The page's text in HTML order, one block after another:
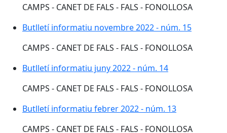
CAMPS - CANET DE FALS - FALS - FONOLLOSA
Butlletí informatiu novembre 2022 - núm. 15
Butlletí informatiu novembre 2022 - núm. 15
CAMPS - CANET DE FALS - FALS - FONOLLOSA
Butlletí informatiu juny 2022 - núm. 14
Butlletí informatiu juny 2022 - núm. 14
CAMPS - CANET DE FALS - FALS - FONOLLOSA
Butlletí informatiu febrer 2022 - núm. 13
Butlletí informatiu febrer 2022 - núm. 13
CAMPS - CANET DE FALS - FALS - FONOLLOSA